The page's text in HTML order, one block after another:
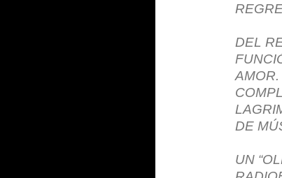
DEL
DE
UN